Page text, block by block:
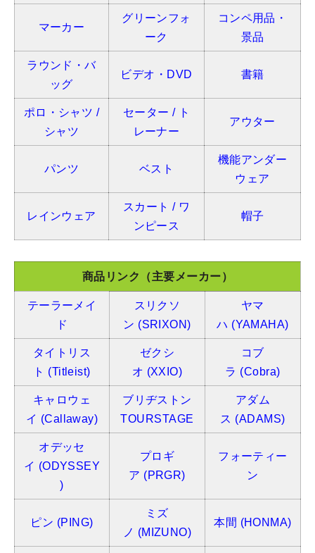
マーカー
グリーンフォ
ーク
コンペ用品・
景品
ラウンド・バ
ッグ
ビデオ・DVD 書籍
ポロ・シャツ /
シャツ
セーター / ト
レーナー
アウター
パンツ ベスト
機能アンダー
ウェア
レインウェア
スカート / ワ
ンピース
帽子
商品リンク（主要メーカー）
テーラーメイ
ド
スリクソ
ン (SRIXON)
ヤマ
ハ (YAMAHA)
タイトリス
ト (Titleist)
ゼクシ
オ (XXIO)
コブ
ラ (Cobra)
キャロウェ
イ (Callaway)
ブリヂストン
TOURSTAGE
アダム
ス (ADAMS)
オデッセ
イ (ODYSSEY
)
プロギ
ア (PRGR)
フォーティー
ン
ピン (PING)
ミズ
ノ (MIZUNO)
本間 (HONMA)